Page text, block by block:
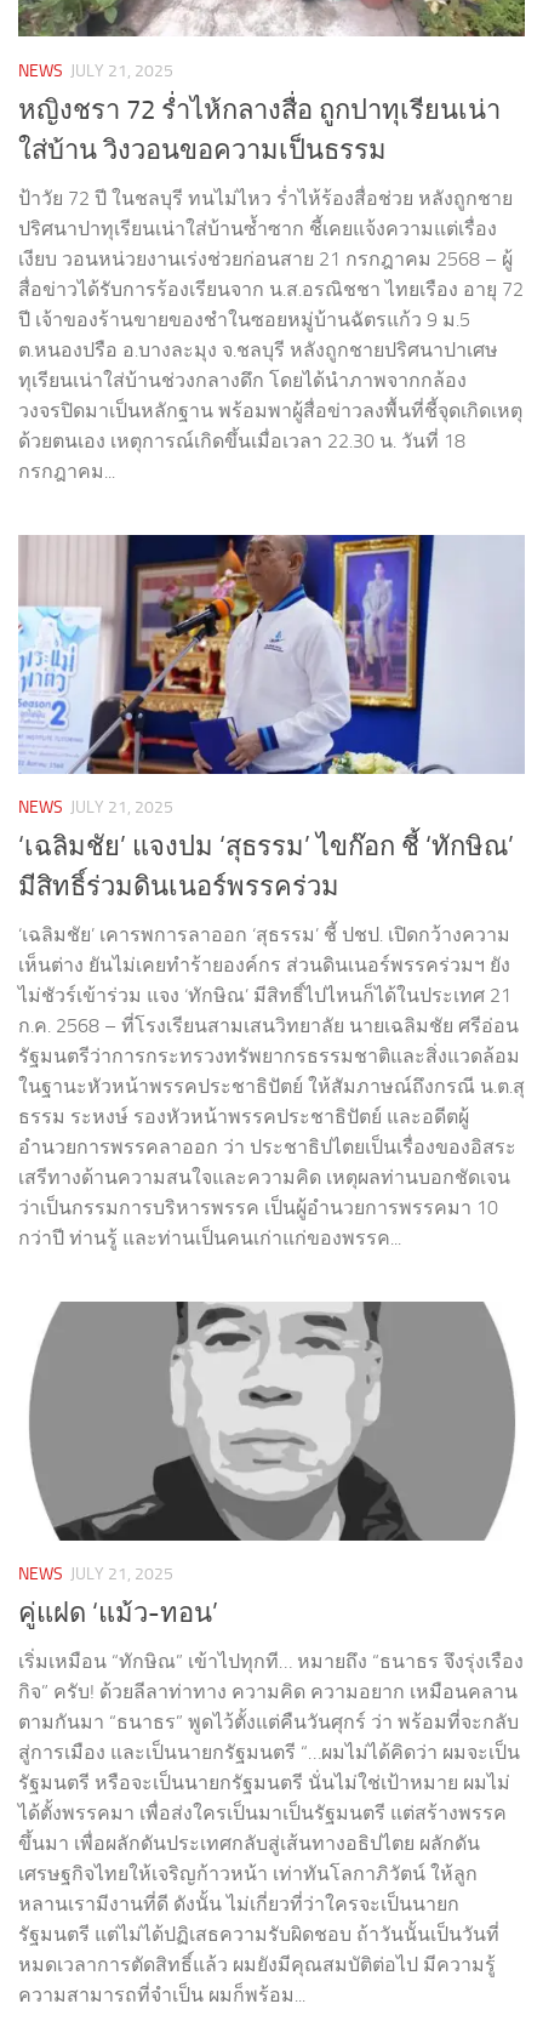
NEWS JULY 21, 2025
หญิงชรา 72 ร่ำไห้กลางสื่อ ถูกปาทุเรียนเน่า
ใส่บ้าน วิงวอนขอความเป็นธรรม
ป้าวัย 72 ปี ในชลบุรี ทนไม่ไหว ร่ำไห้ร้องสื่อช่วย หลังถูกชาย
ปริศนาปาทุเรียนเน่าใส่บ้านซ้ำซาก ชี้เคยแจ้งความแต่เรื่อง
เงียบ วอนหน่วยงานเร่งช่วยก่อนสาย 21 กรกฎาคม 2568 – ผู้
สื่อข่าวได้รับการร้องเรียนจาก น.ส.อรณิชชา ไทยเรือง อายุ 72
ปี เจ้าของร้านขายของชำในซอยหมู่บ้านฉัตรแก้ว 9 ม.5
ต.หนองปรือ อ.บางละมุง จ.ชลบุรี หลังถูกชายปริศนาปาเศษ
ทุเรียนเน่าใส่บ้านช่วงกลางดึก โดยได้นำภาพจากกล้อง
วงจรปิดมาเป็นหลักฐาน พร้อมพาผู้สื่อข่าวลงพื้นที่ชี้จุดเกิดเหตุ
ด้วยตนเอง เหตุการณ์เกิดขึ้นเมื่อเวลา 22.30 น. วันที่ 18
กรกฎาคม...
NEWS JULY 21, 2025
‘เฉลิมชัย’ แจงปม ‘สุธรรม’ ไขก๊อก ชี้ ‘ทักษิณ’
มีสิทธิ์ร่วมดินเนอร์พรรคร่วม
‘เฉลิมชัย’ เคารพการลาออก ‘สุธรรม’ ชี้ ปชป. เปิดกว้างความ
เห็นต่าง ยันไม่เคยทำร้ายองค์กร ส่วนดินเนอร์พรรคร่วมฯ ยัง
ไม่ชัวร์เข้าร่วม แจง ‘ทักษิณ’ มีสิทธิ์ไปไหนก็ได้ในประเทศ 21
ก.ค. 2568 – ที่โรงเรียนสามเสนวิทยาลัย นายเฉลิมชัย ศรีอ่อน
รัฐมนตรีว่าการกระทรวงทรัพยากรธรรมชาติและสิ่งแวดล้อม
ในฐานะหัวหน้าพรรคประชาธิปัตย์ ให้สัมภาษณ์ถึงกรณี น.ต.สุ
ธรรม ระหงษ์ รองหัวหน้าพรรคประชาธิปัตย์ และอดีตผู้
อำนวยการพรรคลาออก ว่า ประชาธิปไตยเป็นเรื่องของอิสระ
เสรีทางด้านความสนใจและความคิด เหตุผลท่านบอกชัดเจน
ว่าเป็นกรรมการบริหารพรรค เป็นผู้อำนวยการพรรคมา 10
กว่าปี ท่านรู้ และท่านเป็นคนเก่าแก่ของพรรค...
NEWS JULY 21, 2025
คู่แฝด ‘แม้ว-ทอน’
เริ่มเหมือน “ทักษิณ” เข้าไปทุกที… หมายถึง “ธนาธร จึงรุ่งเรือง
กิจ” ครับ! ด้วยลีลาท่าทาง ความคิด ความอยาก เหมือนคลาน
ตามกันมา “ธนาธร” พูดไว้ตั้งแต่คืนวันศุกร์ ว่า พร้อมที่จะกลับ
สู่การเมือง และเป็นนายกรัฐมนตรี “…ผมไม่ได้คิดว่า ผมจะเป็น
รัฐมนตรี หรือจะเป็นนายกรัฐมนตรี นั่นไม่ใช่เป้าหมาย ผมไม่
ได้ตั้งพรรคมา เพื่อส่งใครเป็นมาเป็นรัฐมนตรี แต่สร้างพรรค
ขึ้นมา เพื่อผลักดันประเทศกลับสู่เส้นทางอธิปไตย ผลักดัน
เศรษฐกิจไทยให้เจริญก้าวหน้า เท่าทันโลกาภิวัตน์ ให้ลูก
หลานเรามีงานที่ดี ดังนั้น ไม่เกี่ยวที่ว่าใครจะเป็นนายก
รัฐมนตรี แต่ไม่ได้ปฏิเสธความรับผิดชอบ ถ้าวันนั้นเป็นวันที่
หมดเวลาการตัดสิทธิ์แล้ว ผมยังมีคุณสมบัติต่อไป มีความรู้
ความสามารถที่จำเป็น ผมก็พร้อม...